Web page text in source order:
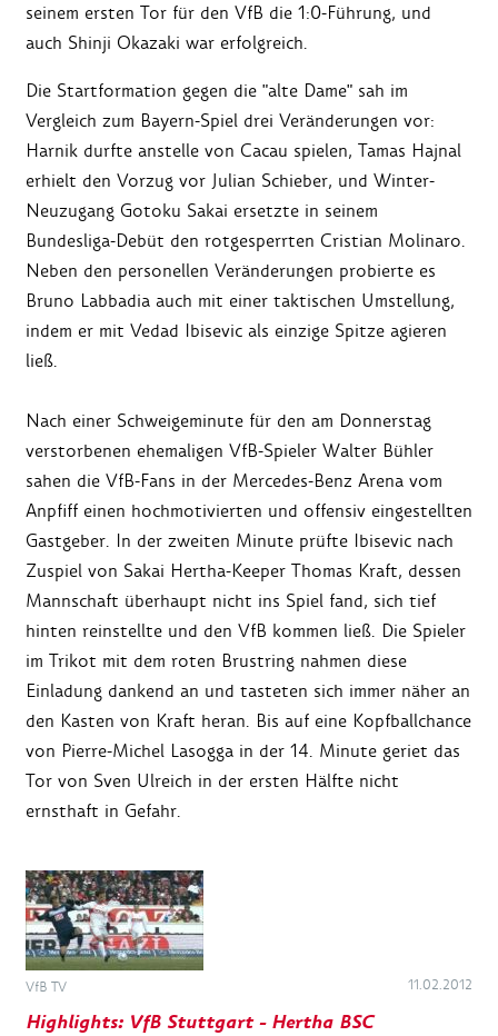
seinem ersten Tor für den VfB die 1:0-Führung, und
auch Shinji Okazaki war erfolgreich.
Die Startformation gegen die "alte Dame" sah im
Vergleich zum Bayern-Spiel drei Veränderungen vor:
Harnik durfte anstelle von Cacau spielen, Tamas Hajnal
erhielt den Vorzug vor Julian Schieber, und Winter-
Neuzugang Gotoku Sakai ersetzte in seinem
Bundesliga-Debüt den rotgesperrten Cristian Molinaro.
Neben den personellen Veränderungen probierte es
Bruno Labbadia auch mit einer taktischen Umstellung,
indem er mit Vedad Ibisevic als einzige Spitze agieren
ließ.
Nach einer Schweigeminute für den am Donnerstag
verstorbenen ehemaligen VfB-Spieler Walter Bühler
sahen die VfB-Fans in der Mercedes-Benz Arena vom
Anpfiff einen hochmotivierten und offensiv eingestellten
Gastgeber. In der zweiten Minute prüfte Ibisevic nach
Zuspiel von Sakai Hertha-Keeper Thomas Kraft, dessen
Mannschaft überhaupt nicht ins Spiel fand, sich tief
hinten reinstellte und den VfB kommen ließ. Die Spieler
im Trikot mit dem roten Brustring nahmen diese
Einladung dankend an und tasteten sich immer näher an
den Kasten von Kraft heran. Bis auf eine Kopfballchance
von Pierre-Michel Lasogga in der 14. Minute geriet das
Tor von Sven Ulreich in der ersten Hälfte nicht
ernsthaft in Gefahr.
VfB TV 11.02.2012
Highlights: VfB Stuttgart - Hertha BSC